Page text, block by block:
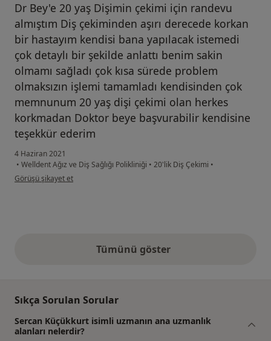
Dr Bey'e 20 yaş Dişimin çekimi için randevu
almıştım Diş çekiminden aşırı derecede korkan
bir hastayım kendisi bana yapılacak istemedi
çok detaylı bir şekilde anlattı benim sakin
olmamı sağladı çok kısa sürede problem
olmaksızın işlemi tamamladı kendisinden çok
memnunum 20 yaş dişi çekimi olan herkes
korkmadan Doktor beye başvurabilir kendisine
teşekkür ederim
4 Haziran 2021
• Welldent Ağız ve Diş Sağlığı Polikliniği • 20'lik Diş Çekimi •
kullanıcının görüşüne göre g....o
Görüşü şikayet et
Tümünü gösteryukarıdaki görüşler
Sıkça Sorulan Sorular
Sercan Küçükkurt isimli uzmanın ana uzmanlık
alanları nelerdir?